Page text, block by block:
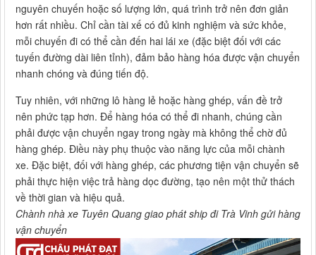
nguyên chuyến hoặc số lượng lớn, quá trình trở nên đơn giản
hơn rất nhiều. Chỉ cần tài xế có đủ kinh nghiệm và sức khỏe,
mỗi chuyến đi có thể cần đến hai lái xe (đặc biệt đối với các
tuyến đường dài liên tỉnh), đảm bảo hàng hóa được vận chuyển
nhanh chóng và đúng tiến độ.
Tuy nhiên, với những lô hàng lẻ hoặc hàng ghép, vấn đề trở
nên phức tạp hơn. Để hàng hóa có thể đi nhanh, chúng cần
phải được vận chuyển ngay trong ngày mà không thể chờ đủ
hàng ghép. Điều này phụ thuộc vào năng lực của mỗi chành
xe. Đặc biệt, đối với hàng ghép, các phương tiện vận chuyển sẽ
phải thực hiện việc trả hàng dọc đường, tạo nên một thử thách
về thời gian và hiệu quả.
Chành nhà xe Tuyên Quang giao phát ship đi Trà Vinh gửi hàng
vận chuyển